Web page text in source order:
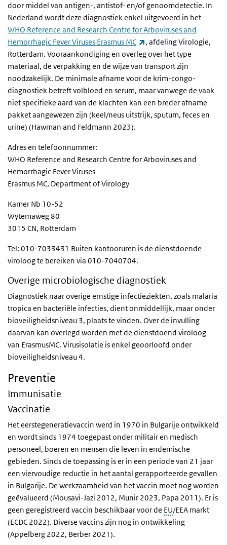
door middel van antigen-, antistof- en/of genoomdetectie. In
Nederland wordt deze diagnostiek enkel uitgevoerd in het
WHO Reference and Research Centre for Arboviruses and
Hemorrhagic Fever Viruses Erasmus MC
(externe link)
, afdeling Virologie,
Rotterdam. Vooraankondiging en overleg over het type
materiaal, de verpakking en de wijze van transport zijn
noodzakelijk. De minimale afname voor de krim-congo-
diagnostiek betreft volbloed en serum, maar vanwege de vaak
niet specifieke aard van de klachten kan een breder afname
pakket aangewezen zijn (keel/neus uitstrijk, sputum, feces en
urine) (Hawman and Feldmann 2023).
Adres en telefoonnummer:
WHO Reference and Research Centre for Arboviruses and
Hemorrhagic Fever Viruses
Erasmus MC, Department of Virology
Kamer Nb 10-52
Wytemaweg 80
3015 CN, Rotterdam
Tel: 010-7033431 Buiten kantooruren is de dienstdoende
viroloog te bereiken via 010-7040704.
Overige microbiologische diagnostiek
Diagnostiek naar overige ernstige infectieziekten, zoals malaria
tropica en bacteriële infecties, dient onmiddellijk, maar onder
bioveiligheidsniveau 3, plaats te vinden. Over de invulling
daarvan kan overlegd worden met de dienstdoend viroloog
van ErasmusMC. Virusisolatie is enkel geoorloofd onder
bioveiligheidsniveau 4.
Preventie
Immunisatie
Vaccinatie
Het eerstegeneratievaccin werd in 1970 in Bulgarije ontwikkeld
en wordt sinds 1974 toegepast onder militair en medisch
personeel, boeren en mensen die leven in endemische
gebieden. Sinds de toepassing is er in een periode van 21 jaar
een viervoudige reductie in het aantal gerapporteerde gevallen
in Bulgarije. De werkzaamheid van het vaccin moet nog worden
geëvalueerd (Mousavi-Jazi 2012, Munir 2023, Papa 2011). Er is
geen geregistreerd vaccin beschikbaar voor de EU/EEA markt
(ECDC 2022). Diverse vaccins zijn nog in ontwikkeling
(Appelberg 2022, Berber 2021).